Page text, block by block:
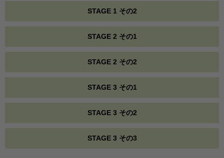
STAGE 1 その2
STAGE 2 その1
STAGE 2 その2
STAGE 3 その1
STAGE 3 その2
STAGE 3 その3